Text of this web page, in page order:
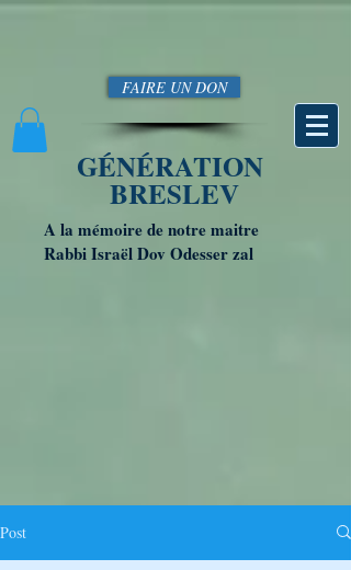
FAIRE UN DON
GÉNÉRATION
BRESLEV
A la mémoire de notre maitre
Rabbi Israël Dov Odesser zal
Post